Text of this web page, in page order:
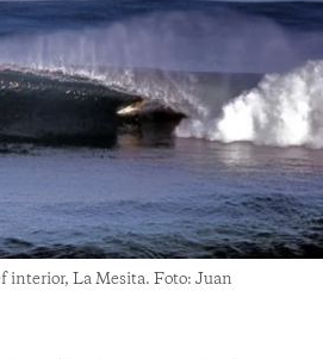
interior, La Mesita. Foto: Juan